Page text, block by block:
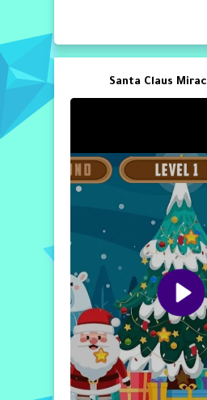
time by an additional 5